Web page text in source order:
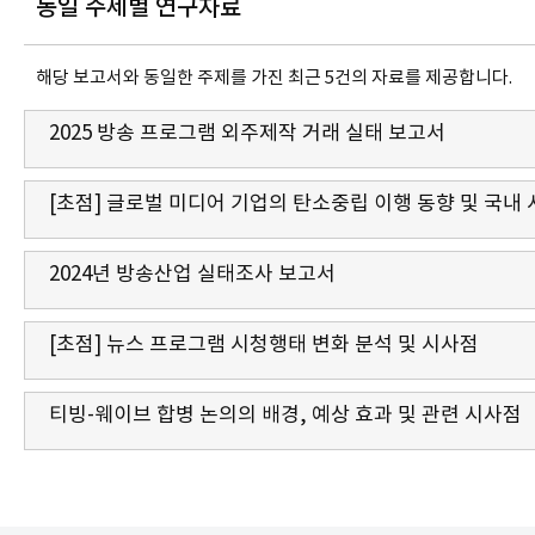
동일 주제별 연구자료
해당 보고서와 동일한 주제를 가진 최근 5건의 자료를 제공합니다.
2025 방송 프로그램 외주제작 거래 실태 보고서
[초점] 글로벌 미디어 기업의 탄소중립 이행 동향 및 국내
2024년 방송산업 실태조사 보고서
[초점] 뉴스 프로그램 시청행태 변화 분석 및 시사점
티빙-웨이브 합병 논의의 배경, 예상 효과 및 관련 시사점